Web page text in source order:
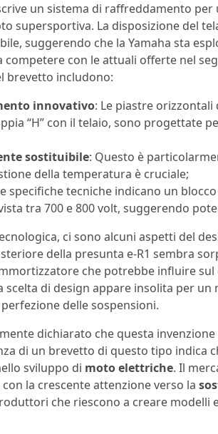
un sistema di raffreddamento
supersportiva. La disposizione del
suggerendo che la Yamaha sta
competere con le attuali offerte nel
brevetto includono:
innovativo: Le piastre
“H” con il telaio, sono progettate
sostituibile: Questo è
della temperatura è cruciale;
specifiche tecniche indicano un
tra 700 e 800 volt, suggerendo
ci sono alcuni aspetti del
della presunta e-R1 sembra
che potrebbe influire
di design appare insolita per un
delle sospensioni.
dichiarato che questa
di un brevetto di questo tipo indica
sviluppo di moto elettriche. Il
la crescente attenzione verso la
che riescono a creare modelli